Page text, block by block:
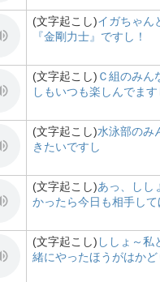
(文字起こし)イガちゃん
『金剛力士』ですし！
(文字起こし) Ｃ組のみん
しもいつも楽しんでます
(文字起こし)水泳部のみ
きたいですし
(文字起こし)あっ、しし
かったら今日も相手して
(文字起こし) ししょ～私
緒にやったほうがはかど